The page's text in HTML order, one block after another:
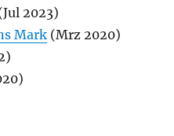
2023)
Mark (Mrz 2020)